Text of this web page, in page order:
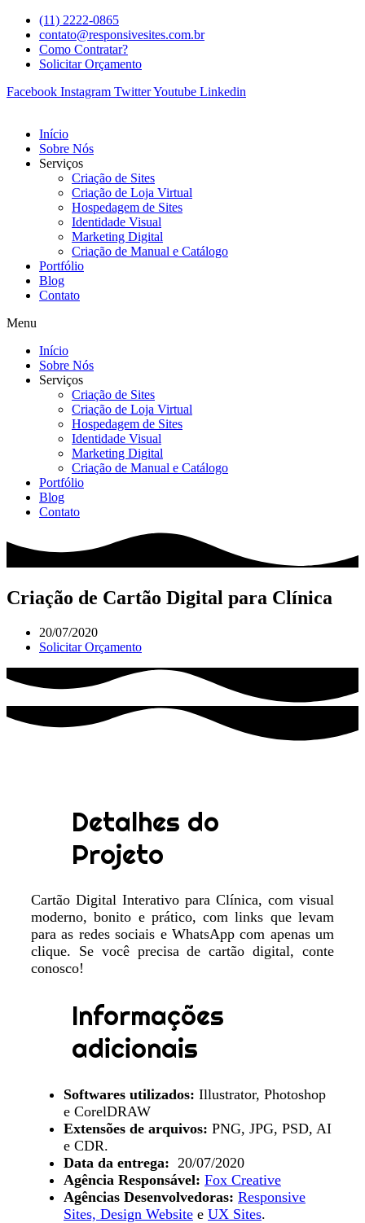
(11) 2222-0865
contato@responsivesites.com.br
Como Contratar?
Solicitar Orçamento
Facebook Instagram TwitterYoutube Linkedin
Início
Sobre Nós
Serviços
Criação de Sites
Criação de Loja Virtual
Hospedagem de Sites
Identidade Visual
Marketing Digital
Criação de Manual e Catálogo
Portfólio
Blog
Contato
Menu
Início
Sobre Nós
Serviços
Criação de Sites
Criação de Loja Virtual
Hospedagem de Sites
Identidade Visual
Marketing Digital
Criação de Manual e Catálogo
Portfólio
Blog
Contato
Criação de Cartão Digital para Clínica
20/07/2020
Solicitar Orçamento
Detalhes do
Projeto
Cartão Digital Interativo para Clínica, com visual
moderno, bonito e prático, com links que levam
para as redes sociais e WhatsApp com apenas um
clique. Se você precisa de cartão digital, conte
conosco!
Informações
adicionais
Softwares utilizados: Illustrator, Photoshop
e CorelDRAW
Extensões de arquivos: PNG, JPG, PSD, AI
e CDR.
Data da entrega: 20/07/2020
Agência Responsável: Fox Creative
Agências Desenvolvedoras: Responsive
Sites, Design Website e UX Sites.